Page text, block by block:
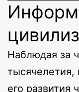
Наблюдая за
его развития